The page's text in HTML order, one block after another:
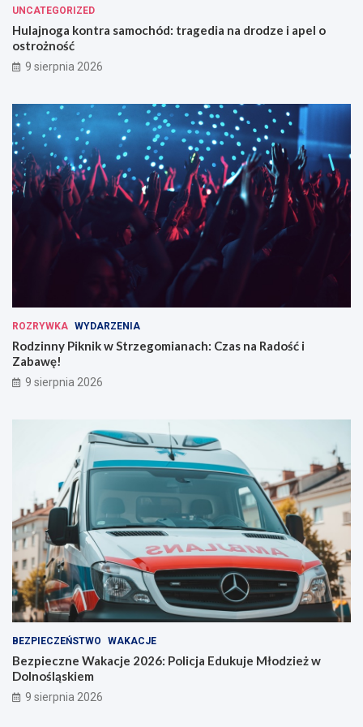
ó
d
:
t
r
g
e
d
i
a
n
a
i
a
e
l
o
ś
ć
o
m
i
a
n
c
h
:
C
z
a
s
ś
ć
Z
a
b
UNCATEGORIZED
Hulajnoga kontra samochód: tragedia na drodze i apel o
ostrożność
9 sierpnia 2026
ROZRYWKA WYDARZENIA
Rodzinny Piknik w Strzegomianach: Czas na Radość i
Zabawę!
9 sierpnia 2026
BEZPIECZEŃSTWO WAKACJE
Bezpieczne Wakacje 2026: Policja Edukuje Młodzież w
Dolnośląskiem
9 sierpnia 2026